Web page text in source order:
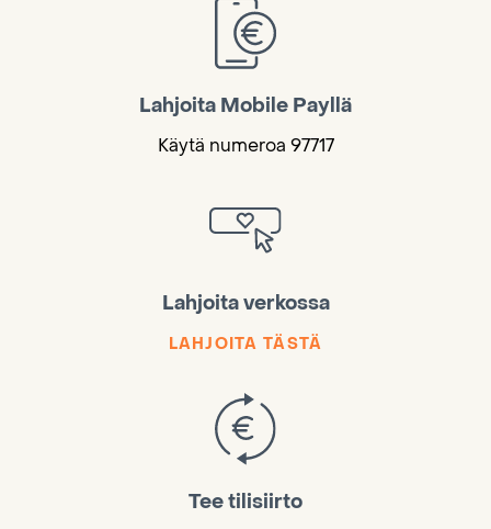
Lahjoita Mobile Payllä
Käytä numeroa 97717
Lahjoita verkossa
LAHJOITA TÄSTÄ
Tee tilisiirto